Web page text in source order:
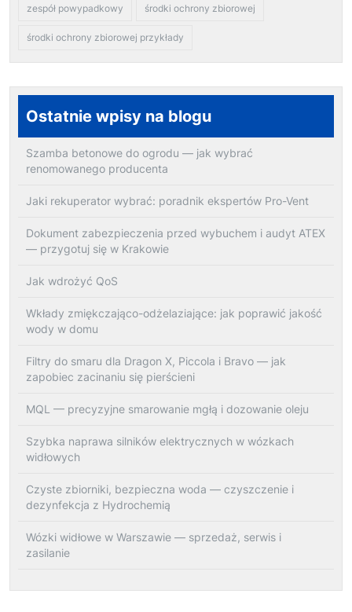
zespół powypadkowy środki ochrony zbiorowej
środki ochrony zbiorowej przykłady
Ostatnie wpisy na blogu
Szamba betonowe do ogrodu — jak wybrać
renomowanego producenta
Jaki rekuperator wybrać: poradnik ekspertów Pro-Vent
Dokument zabezpieczenia przed wybuchem i audyt ATEX
— przygotuj się w Krakowie
Jak wdrożyć QoS
Wkłady zmiękczająco-odżelaziające: jak poprawić jakość
wody w domu
Filtry do smaru dla Dragon X, Piccola i Bravo — jak
zapobiec zacinaniu się pierścieni
MQL — precyzyjne smarowanie mgłą i dozowanie oleju
Szybka naprawa silników elektrycznych w wózkach
widłowych
Czyste zbiorniki, bezpieczna woda — czyszczenie i
dezynfekcja z Hydrochemią
Wózki widłowe w Warszawie — sprzedaż, serwis i
zasilanie